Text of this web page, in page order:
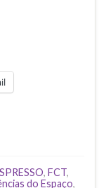
, FCT,
do Espaço,